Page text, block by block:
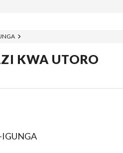
UWEZO WA NDANI WA
WA MAFUTA NCHINI
WA SHULE YA MSINGI
KWA UTORO